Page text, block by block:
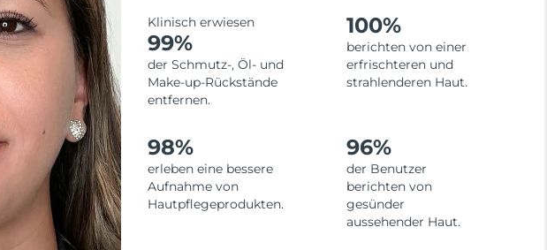
Klinisch erwiesen
99%
der Schmutz-, Öl- und
Make-up-Rückstände
entfernen.
100%
berichten von einer
erfrischteren und
strahlenderen Haut.
98%
erleben eine bessere
Aufnahme von
Hautpflegeprodukten.
96%
der Benutzer
berichten von
gesünder
aussehender Haut.